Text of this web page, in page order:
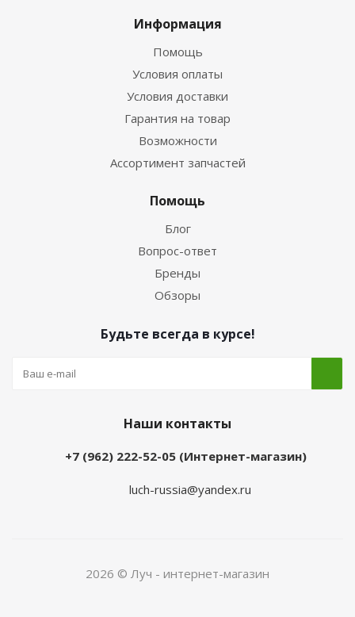
Информация
Помощь
Условия оплаты
Условия доставки
Гарантия на товар
Возможности
Ассортимент запчастей
Помощь
Блог
Вопрос-ответ
Бренды
Обзоры
Будьте всегда в курсе!
Наши контакты
+7 (962) 222-52-05 (Интернет-магазин)
luch-russia@yandex.ru
2026 © Луч - интернет-магазин